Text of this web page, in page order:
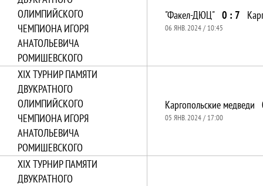
ОЛИМПИЙСКОГО
ЧЕМПИОНА ИГОРЯ
АНАТОЛЬЕВИЧА
РОМИШЕВСКОГО
"Факел-ДЮЦ" 0 : 7
06 ЯНВ. 2024 / 10:45
XIХ ТУРНИР ПАМЯТИ
ДВУКРАТНОГО
ОЛИМПИЙСКОГО
ЧЕМПИОНА ИГОРЯ
АНАТОЛЬЕВИЧА
РОМИШЕВСКОГО
Каргопольские медведи
05 ЯНВ. 2024 / 17:00
XIХ ТУРНИР ПАМЯТИ
ДВУКРАТНОГО